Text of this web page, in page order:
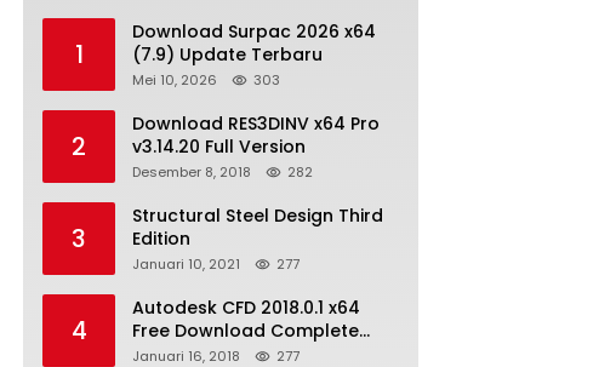
1
Download Surpac 2026 x64
(7.9) Update Terbaru
Mei 10, 2026 303
2
Download RES3DINV x64 Pro
v3.14.20 Full Version
Desember 8, 2018 282
3
Structural Steel Design Third
Edition
Januari 10, 2021 277
4
Autodesk CFD 2018.0.1 x64
Free Download Complete
With Keygen
Januari 16, 2018 277